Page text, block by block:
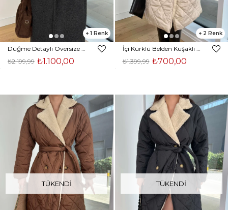
1
Düğme Detaylı Oversize Yeslane Siyah Kadın Uzun Kaban 25K367
₺1.100,00
₺2.199,99
2
İçi Kürklü Belden Kuşaklı Nolaska Taş Kadın Şişme Kaban 25K319
₺700,00
₺1.399,99
TÜKENDI TÜKENDI